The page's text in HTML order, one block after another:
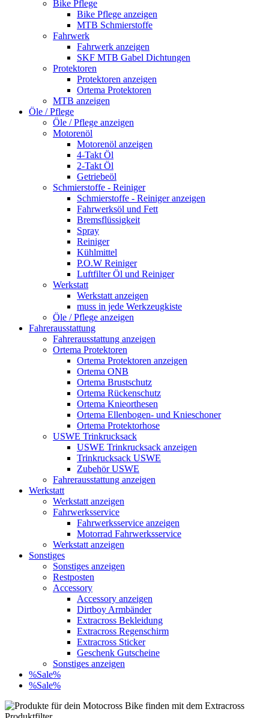
Bike Pflege
Bike Pflege anzeigen
MTB Schmierstoffe
Fahrwerk
Fahrwerk anzeigen
SKF MTB Gabel Dichtungen
Protektoren
Protektoren anzeigen
Ortema Protektoren
MTB anzeigen
Öle / Pflege
Öle / Pflege anzeigen
Motorenöl
Motorenöl anzeigen
4-Takt Öl
2-Takt Öl
Getriebeöl
Schmierstoffe - Reiniger
Schmierstoffe - Reiniger anzeigen
Fahrwerksöl und Fett
Bremsflüssigkeit
Spray
Reiniger
Kühlmittel
P.O.W Reiniger
Luftfilter Öl und Reiniger
Werkstatt
Werkstatt anzeigen
muss in jede Werkzeugkiste
Öle / Pflege anzeigen
Fahrerausstattung
Fahrerausstattung anzeigen
Ortema Protektoren
Ortema Protektoren anzeigen
Ortema ONB
Ortema Brustschutz
Ortema Rückenschutz
Ortema Knieorthesen
Ortema Ellenbogen- und Knieschoner
Ortema Protektorhose
USWE Trinkrucksack
USWE Trinkrucksack anzeigen
Trinkrucksack USWE
Zubehör USWE
Fahrerausstattung anzeigen
Werkstatt
Werkstatt anzeigen
Fahrwerksservice
Fahrwerksservice anzeigen
Motorrad Fahrwerksservice
Werkstatt anzeigen
Sonstiges
Sonstiges anzeigen
Restposten
Accessory
Accessory anzeigen
Dirtboy Armbänder
Extracross Bekleidung
Extracross Regenschirm
Extracross Sticker
Geschenk Gutscheine
Sonstiges anzeigen
%Sale%
%Sale%